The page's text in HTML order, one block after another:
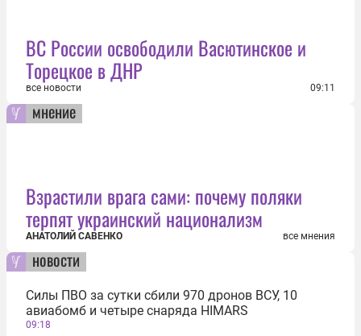
ВС России освободили Васютинское и
Торецкое в ДНР
все новости 09:11
мнение
Взрастили врага сами: почему поляки
терпят украинский национализм
АНАТОЛИЙ САВЕНКО все мнения
новости
Силы ПВО за сутки сбили 970 дронов ВСУ, 10
авиабомб и четыре снаряда HIMARS
09:18